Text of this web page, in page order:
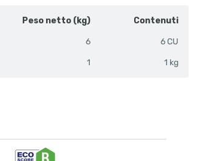
Peso netto (kg) Contenuti
6 6 CU
1 1 kg